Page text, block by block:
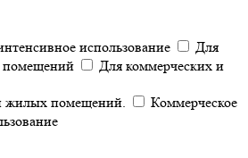
использование
Для
помещений
Для коммерческих и
жилых помещений.
Коммерческое